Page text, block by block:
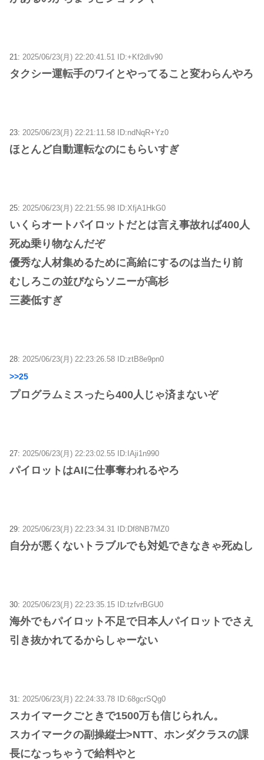
21: 2025/06/23(月) 22:20:41.51 ID:+Kf2dIv90
タクシー運転手のワイとやってること変わらんやろ
23: 2025/06/23(月) 22:21:11.58 ID:ndNqR+Yz0
ほとんど自動運転なのにもらいすぎ
25: 2025/06/23(月) 22:21:55.98 ID:XfjA1HkG0
いくらオートパイロットだとは言え事故れば400人
死ぬ乗り物なんだぞ
優秀な人材集めるために高給にするのは当たり前
むしろこの並びならソニーが高杉
三菱低すぎ
28: 2025/06/23(月) 22:23:26.58 ID:ztB8e9pn0
>>25
プログラムミスったら400人じゃ済まないぞ
27: 2025/06/23(月) 22:23:02.55 ID:IAji1n990
パイロットはAIに仕事奪われるやろ
29: 2025/06/23(月) 22:23:34.31 ID:Df8NB7MZ0
自分が悪くないトラブルでも対処できなきゃ死ぬし
30: 2025/06/23(月) 22:23:35.15 ID:tzfvrBGU0
海外でもパイロット不足で日本人パイロットでさえ
引き抜かれてるからしゃーない
31: 2025/06/23(月) 22:24:33.78 ID:68gcrSQg0
スカイマークごときで1500万も信じられん。
スカイマークの副操縦士>NTT、ホンダクラスの課
長になっちゃうで給料やと